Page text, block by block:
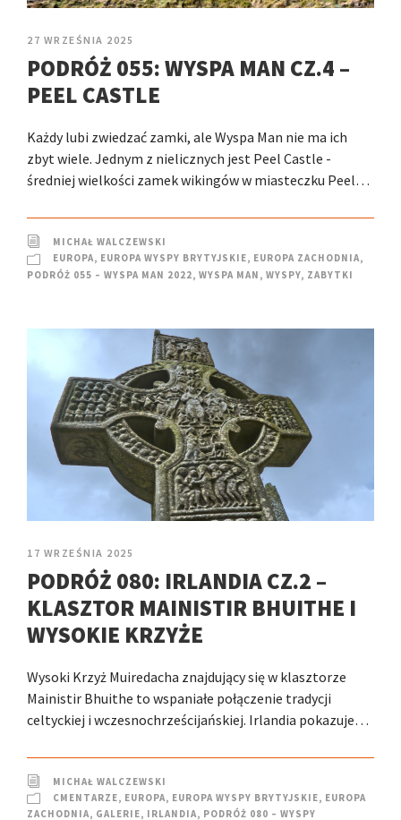
27 WRZEŚNIA 2025
PODRÓŻ 055: WYSPA MAN CZ.4 –
PEEL CASTLE
Każdy lubi zwiedzać zamki, ale Wyspa Man nie ma ich
zbyt wiele. Jednym z nielicznych jest Peel Castle -
średniej wielkości zamek wikingów w miasteczku Peel…
MICHAŁ WALCZEWSKI
EUROPA, EUROPA WYSPY BRYTYJSKIE, EUROPA ZACHODNIA,
PODRÓŻ 055 – WYSPA MAN 2022, WYSPA MAN , WYSPY, ZABYTKI
17 WRZEŚNIA 2025
PODRÓŻ 080: IRLANDIA CZ.2 –
KLASZTOR MAINISTIR BHUITHE I
WYSOKIE KRZYŻE
Wysoki Krzyż Muiredacha znajdujący się w klasztorze
Mainistir Bhuithe to wspaniałe połączenie tradycji
celtyckiej i wczesnochrześcijańskiej. Irlandia pokazuje…
MICHAŁ WALCZEWSKI
CMENTARZE, EUROPA, EUROPA WYSPY BRYTYJSKIE, EUROPA
ZACHODNIA, GALERIE, IRLANDIA, PODRÓŻ 080 – WYSPY